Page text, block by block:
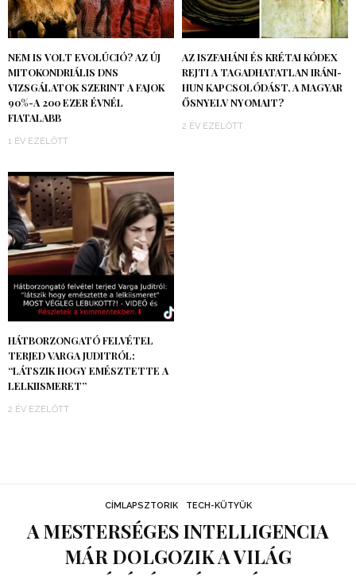
NEM IS VOLT EVOLÚCIÓ? AZ ÚJ
MITOKONDRIÁLIS DNS
VIZSGÁLATOK SZERINT A FAJOK
90%-A 200 EZER ÉVNÉL
FIATALABB
1 ÉV EZELŐTT
AZ ISZFAHÁNI ÉS KRÉTAI KÓDEX
REJTI A TAGADHATATLAN IRÁNI-
HUN KAPCSOLÓDÁST, A MAGYAR
ŐSNYELV NYOMAIT?
2 ÉV EZELŐTT
HÁTBORZONGATÓ FELVÉTEL
TERJED VARGA JUDITRÓL:
“LÁTSZIK HOGY EMÉSZTETTE A
LELKIISMERET”
2 ÉV EZELŐTT
CÍMLAPSZTORIK TECH-KÜTYÜK
A MESTERSÉGES INTELLIGENCIA
MÁR DOLGOZIK A VILÁG